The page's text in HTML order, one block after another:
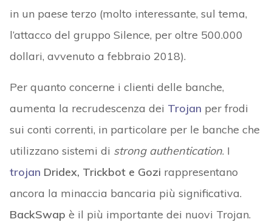
in un paese terzo (molto interessante, sul tema,
l’attacco del gruppo Silence, per oltre 500.000
dollari, avvenuto a febbraio 2018).
Per quanto concerne i clienti delle banche,
aumenta la recrudescenza dei Trojan per frodi
sui conti correnti, in particolare per le banche che
utilizzano sistemi di strong authentication. I
trojan Dridex, Trickbot e Gozi rappresentano
ancora la minaccia bancaria più significativa.
BackSwap è il più importante dei nuovi Trojan.